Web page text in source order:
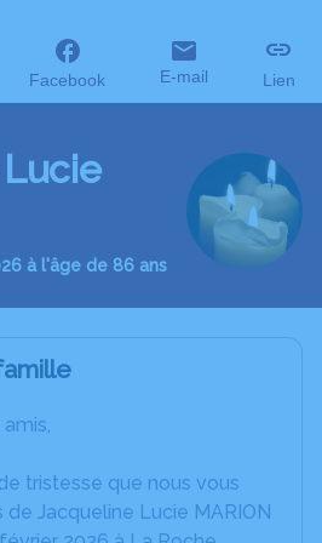
Facebook E-mail Lien
à l'âge de 86 ans
tristesse que nous vous
Jacqueline Lucie MARION